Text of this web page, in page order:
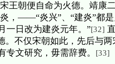
王朝便自命为火德。靖康
，——“炎兴”、“建炎”都
日改为建炎元年。”[32]
。不仅宋朝如此，先后与
文研究，毋需辞费。
[33]